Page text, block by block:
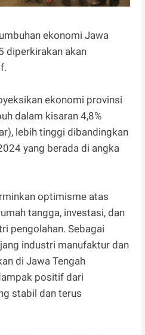
ekonomi Jawa
diperkirakan akan
ekonomi provinsi
dalam kisaran 4,8%
lebih tinggi dibandingkan
yang berada di angka
optimisme atas
tangga, investasi, dan
pengolahan. Sebagai
industri manufaktur dan
di Jawa Tengah
positif dari
stabil dan terus